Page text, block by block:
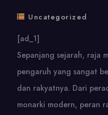
Uncategorized
[ad_1]
Sepanjang sejarah, raja
pengaruh yang sangat
dan rakyatnya. Dari
monarki modern, peran